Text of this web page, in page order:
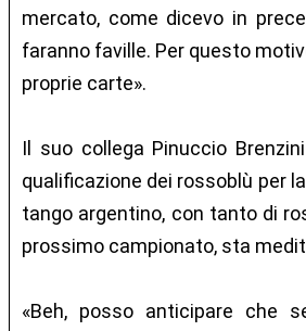
mercato, come dicevo in
faranno faville. Per questo
proprie carte».
Il suo collega Pinuccio
qualificazione dei rossoblù per
tango argentino, con tanto di
prossimo campionato, sta
«Beh, posso anticipare che